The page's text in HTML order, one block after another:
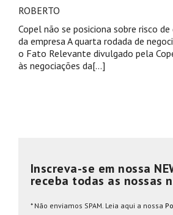
ROBERTO
Copel não se posiciona sobre risco
da empresa A quarta rodada de
o Fato Relevante divulgado pela
às negociações da[...]
Inscreva-se em nossa
receba todas as nossas
* Não enviamos SPAM. Leia aqui a nossa